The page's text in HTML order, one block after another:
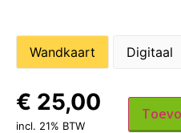
Wandkaart Digitaal
€ 25,00
incl. 21% BTW